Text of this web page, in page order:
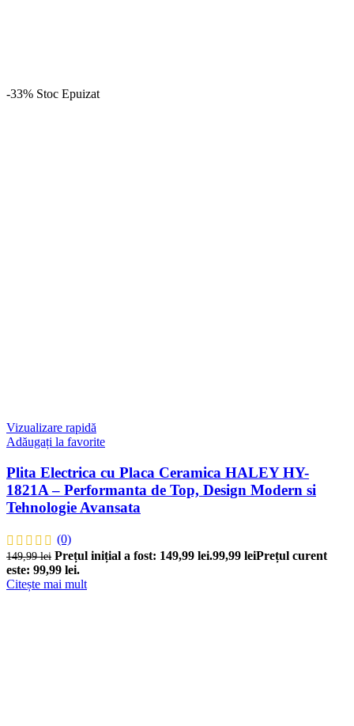
-33% Stoc Epuizat
Vizualizare rapidă
Adăugați la favorite
Plita Electrica cu Placa Ceramica HALEY HY-
1821A – Performanta de Top, Design Modern si
Tehnologie Avansata
(0)
149,99lei Prețul inițial a fost: 149,99 lei.99,99 leiPrețul curent
este: 99,99 lei.
Citește mai mult